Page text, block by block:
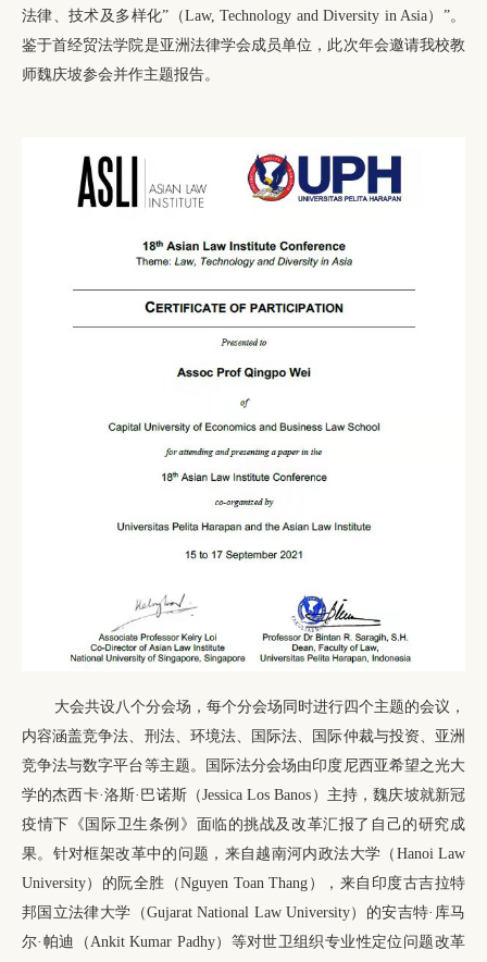
法律、技术及多样化”（Law, Technology and Diversity in Asia）”。
鉴于首经贸法学院是亚洲法律学会成员单位，此次年会邀请我校教
师魏庆坡参会并作主题报告。
大会共设八个分会场，每个分会场同时进行四个主题的会议，
内容涵盖竞争法、刑法、环境法、国际法、国际仲裁与投资、亚洲
竞争法与数字平台等主题。国际法分会场由印度尼西亚希望之光大
学的杰西卡·洛斯·巴诺斯（Jessica Los Banos）主持，魏庆坡就新冠
疫情下《国际卫生条例》面临的挑战及改革汇报了自己的研究成
果。针对框架改革中的问题，来自越南河内政法大学（Hanoi Law
University）的阮全胜（Nguyen Toan Thang），来自印度古吉拉特
邦国立法律大学（Gujarat National Law University）的安吉特·库马
尔·帕迪（Ankit Kumar Padhy）等对世卫组织专业性定位问题改革